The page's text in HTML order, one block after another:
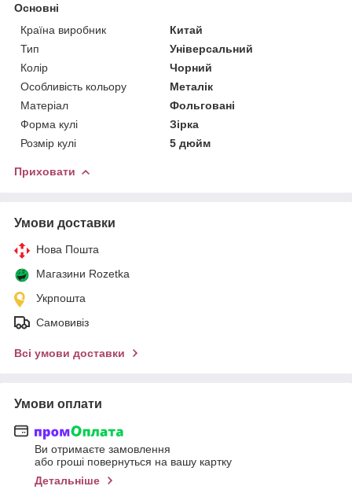
Основні
Країна виробник
Китай
Тип
Універсальний
Колір
Чорний
Особливість кольору
Металік
Матеріал
Фольговані
Форма кулі
Зірка
Розмір кулі
5 дюйм
Приховати
Умови доставки
Нова Пошта
Магазини Rozetka
Укрпошта
Самовивіз
Всі умови доставки
Умови оплати
Ви отримаєте замовлення
або гроші повернуться на вашу картку
Детальніше